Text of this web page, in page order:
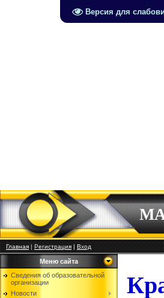
Версия для
Главная|Регистрация|Вход
Меню сайта
Сведения об образовательной
организации
Новости